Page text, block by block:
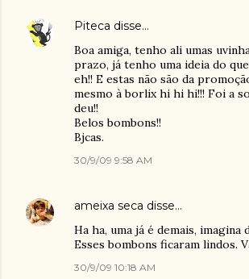
Piteca disse…
Boa amiga, tenho ali umas
prazo, já tenho uma ideia do
eh!! E estas não são da
mesmo à borlix hi hi hi!!! Foi a
deu!!
Belos bombons!!
Bjcas.
30/9/09 9:58 AM
ameixa seca disse…
Ha ha, uma já é demais, imagina
Esses bombons ficaram lindos.
30/9/09 10:18 AM